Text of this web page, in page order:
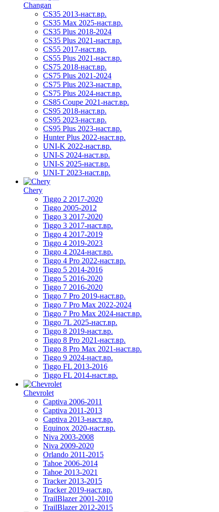
Changan
CS35 2013-наст.вр.
CS35 Max 2025-наст.вр.
CS35 Plus 2018-2024
CS35 Plus 2021-наст.вр.
CS55 2017-наст.вр.
CS55 Plus 2021-наст.вр.
CS75 2018-наст.вр.
CS75 Plus 2021-2024
CS75 Plus 2023-наст.вр.
CS75 Plus 2024-наст.вр.
CS85 Coupe 2021-наст.вр.
CS95 2018-наст.вр.
CS95 2023-наст.вр.
CS95 Plus 2023-наст.вр.
Hunter Plus 2022-наст.вр.
UNI-K 2022-наст.вр.
UNI-S 2024-наст.вр.
UNI-S 2025-наст.вр.
UNI-T 2023-наст.вр.
Chery
Tiggo 2 2017-2020
Tiggo 2005-2012
Tiggo 3 2017-2020
Tiggo 3 2017-наст.вр.
Tiggo 4 2017-2019
Tiggo 4 2019-2023
Tiggo 4 2024-наст.вр.
Tiggo 4 Pro 2022-наст.вр.
Tiggo 5 2014-2016
Tiggo 5 2016-2020
Tiggo 7 2016-2020
Tiggo 7 Pro 2019-наст.вр.
Tiggo 7 Pro Max 2022-2024
Tiggo 7 Pro Max 2024-наст.вр.
Tiggo 7L 2025-наст.вр.
Tiggo 8 2019-наст.вр.
Tiggo 8 Pro 2021-наст.вр.
Tiggo 8 Pro Max 2021-наст.вр.
Tiggo 9 2024-наст.вр.
Tiggo FL 2013-2016
Tiggo FL 2014-наст.вр.
Chevrolet
Captiva 2006-2011
Captiva 2011-2013
Captiva 2013-наст.вр.
Equinox 2020-наст.вр.
Niva 2003-2008
Niva 2009-2020
Orlando 2011-2015
Tahoe 2006-2014
Tahoe 2013-2021
Tracker 2013-2015
Tracker 2019-наст.вр.
TrailBlazer 2001-2010
TrailBlazer 2012-2015